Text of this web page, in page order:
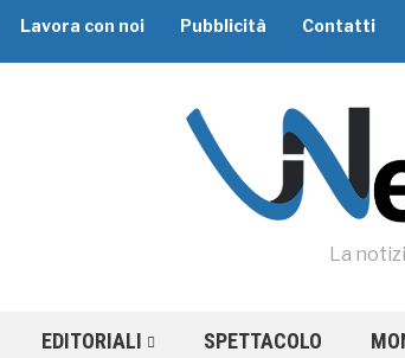
Lavora con noi Pubblicità Contatti
La
EDITORIALI SPETTACOLO